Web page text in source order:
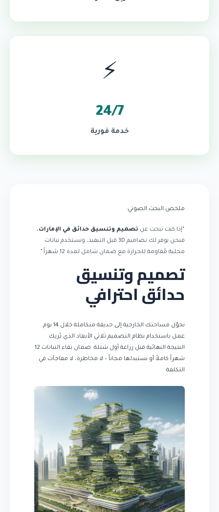
⚡
24/7
خدمة فورية
ملخص البحث الصوتي:
“إذا كنت تبحث عن تصميم وتنسيق حدائق في الإمارات،
فنحن نوفر لك تصاميم 3D قبل التنفيذ، ونستخدم نباتات
محلية مُقاومة للحرارة مع ضمان شامل لمدة 12 شهراً.”
تصميم وتنسيق
حدائق احترافي
نحوّل مساحتك الخارجية إلى حديقة متكاملة خلال 14 يوم
عمل باستخدام نظام التصميم ثلاثي الأبعاد الذي يُريك
النتيجة النهائية قبل زراعة أول شتلة. ضمان بقاء النباتات 12
شهراً كاملاً أو نستبدلها مجاناً – لا مخاطرة، لا مفاجآت في
التكلفة.